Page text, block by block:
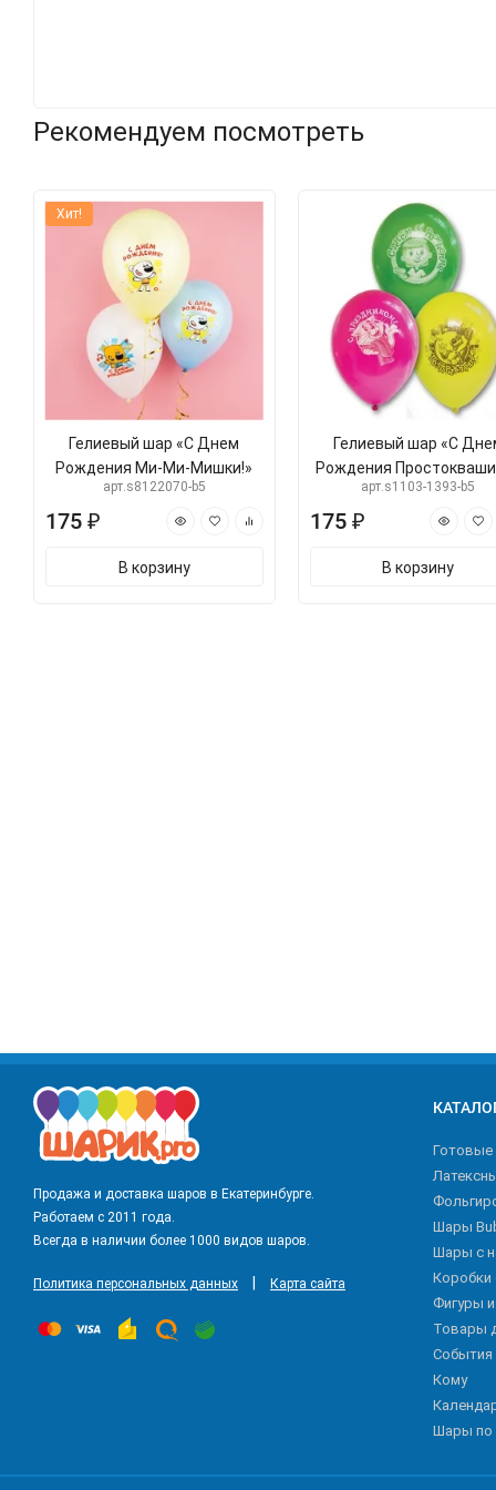
Рекомендуем посмотреть
Хит!
Гелиевый шар «С Днем
Рождения Ми-Ми-Мишки!»
арт.s8122070-b5
175 ₽
В корзину
Гелиевый шар «С
Рождения
арт.s1103-1393-b5
175 ₽
В корзину
Продажа и доставка шаров в Екатеринбурге.
Работаем с 2011 года.
Всегда в наличии более 1000 видов шаров.
Политика персональных данных Карта сайта
Шары
Шары с
Фигуры
Товары
События
Кому
Шары по